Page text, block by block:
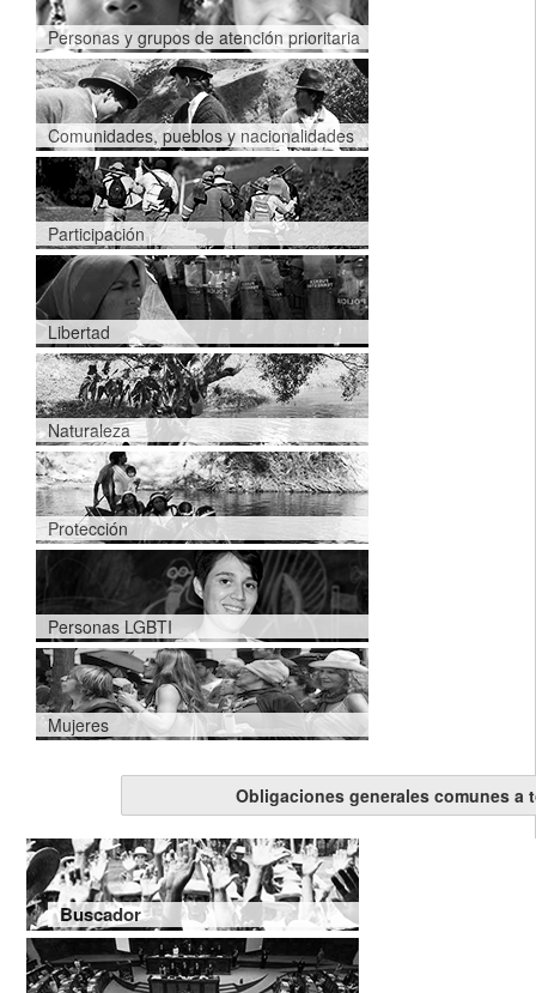
Personas y grupos de atención prioritaria
Comunidades, pueblos y nacionalidades
Participación
Libertad
Naturaleza
Protección
Personas LGBTI
Mujeres
Obligaciones generales comunes a
Buscador